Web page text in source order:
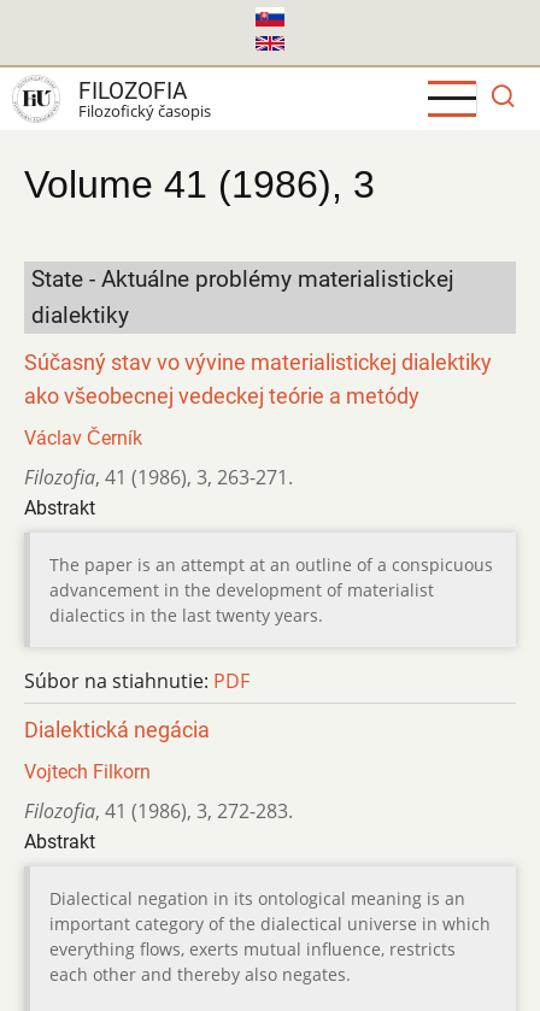
hlavný
obsah
FILOZOFIA
Filozofický časopis
Volume 41 (1986), 3
State - Aktuálne problémy materialistickej
dialektiky
Súčasný stav vo vývine materialistickej dialektiky
ako všeobecnej vedeckej teórie a metódy
Václav Černík
Filozofia, 41 (1986), 3, 263-271.
Abstrakt
The paper is an attempt at an outline of a conspicuous
advancement in the development of materialist
dialectics in the last twenty years.
Súbor na stiahnutie: PDF
Dialektická negácia
Vojtech Filkorn
Filozofia, 41 (1986), 3, 272-283.
Abstrakt
Dialectical negation in its ontological meaning is an
important category of the dialectical universe in which
everything flows, exerts mutual influence, restricts
each other and thereby also negates.